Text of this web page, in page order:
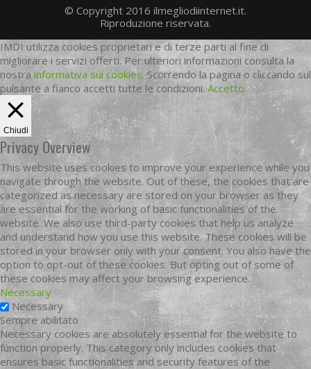
© Copyright 2016 ilmegliodiinternet.it.
Riproduzione riservata.
IMDI utilizza cookies proprietari e di terze parti al fine di
migliorare i servizi offerti. Per ulteriori informazioni consulta la
nostrainformativa sui cookies. Scorrendo la pagina o cliccando sul
pulsante a fianco accetti tutte le condizioni.Accetto
Chiudi
Privacy Overview
This website uses cookies to improve your experience while you
navigate through the website. Out of these, the cookies that are
categorized as necessary are stored on your browser as they
are essential for the working of basic functionalities of the
website. We also use third-party cookies that help us analyze
and understand how you use this website. These cookies will be
stored in your browser only with your consent. You also have the
option to opt-out of these cookies. But opting out of some of
these cookies may affect your browsing experience.
Necessary
Necessary
Sempre abilitato
Necessary cookies are absolutely essential for the website to
function properly. This category only includes cookies that
ensures basic functionalities and security features of the